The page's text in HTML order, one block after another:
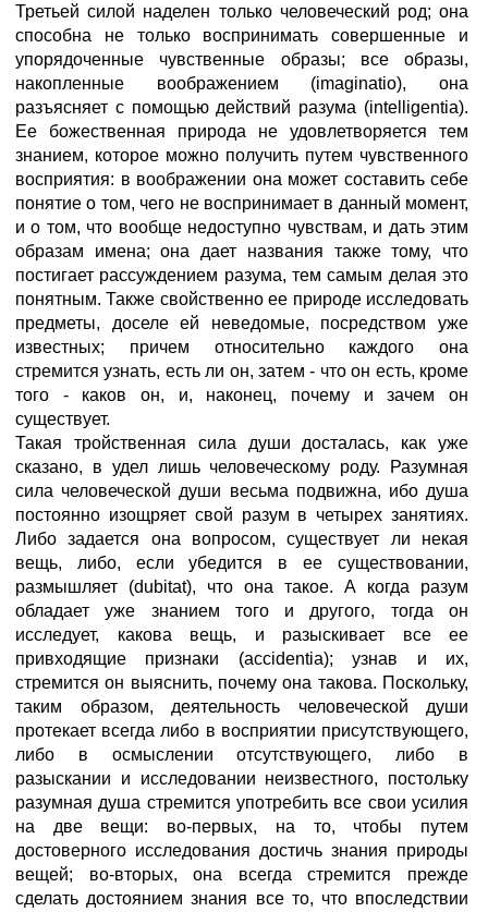
Третьей силой наделен только человеческий род; она
способна не только воспринимать совершенные и
упорядоченные чувственные образы; все образы,
накопленные воображением (imaginatio), она
разъясняет с помощью действий разума (intelligentia).
Ее божественная природа не удовлетворяется тем
знанием, которое можно получить путем чувственного
восприятия: в воображении она может составить себе
понятие о том, чего не воспринимает в данный момент,
и о том, что вообще недоступно чувствам, и дать этим
образам имена; она дает названия также тому, что
постигает рассуждением разума, тем самым делая это
понятным. Также свойственно ее природе исследовать
предметы, доселе ей неведомые, посредством уже
известных; причем относительно каждого она
стремится узнать, есть ли он, затем - что он есть, кроме
того - каков он, и, наконец, почему и зачем он
существует.
Такая тройственная сила души досталась, как уже
сказано, в удел лишь человеческому роду. Разумная
сила человеческой души весьма подвижна, ибо душа
постоянно изощряет свой разум в четырех занятиях.
Либо задается она вопросом, существует ли некая
вещь, либо, если убедится в ее существовании,
размышляет (dubitat), что она такое. А когда разум
обладает уже знанием того и другого, тогда он
исследует, какова вещь, и разыскивает все ее
привходящие признаки (accidentia); узнав и их,
стремится он выяснить, почему она такова. Поскольку,
таким образом, деятельность человеческой души
протекает всегда либо в восприятии присутствующего,
либо в осмыслении отсутствующего, либо в
разыскании и исследовании неизвестного, постольку
разумная душа стремится употребить все свои усилия
на две вещи: во-первых, на то, чтобы путем
достоверного исследования достичь знания природы
вещей; во-вторых, она всегда стремится прежде
сделать достоянием знания все то, что впоследствии